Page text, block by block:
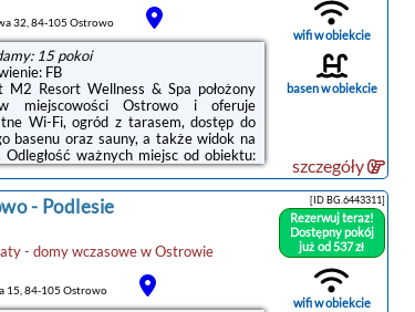
32, 84-105 Ostrowo
15 pokoi
FB
M2 Resort Wellness & Spa położony
miejscowości Ostrowo i oferuje
Wi-Fi, ogród z tarasem, dostęp do
basenu oraz sauny, a także widok na
Odległość ważnych miejsc od obiektu:
Ostrowie – 1,3 km, Port Gdynia – 46
terenie obiektu znajduje się prywatny
opcje zakwaterowania
opcjach zapewniono też aneks
z pełnym wyposażeniem, w tym
a także prywatną łazienkę z
i bezpłatnym zestawem ...
wifi w obiekcie
basen w obiekcie
szczegóły
- Podlesie
- domy wczasowewOstrowie
15, 84-105 Ostrowo
[ID BG.6443311]
Rezerwuj teraz!
Dostępny pokój
już od 537 zł
wifi w obiekcie